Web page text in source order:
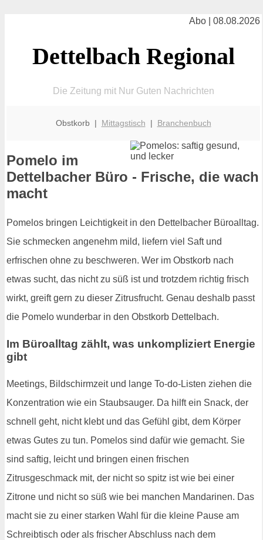
Abo | 08.08.2026
Dettelbach Regional
Die Zeitung mit Nur Guten Nachrichten
Obstkorb | Mittagstisch | Branchenbuch
Pomelo im
Dettelbacher Büro - Frische, die wach
macht
Pomelos bringen Leichtigkeit in den Dettelbacher Büroalltag.
Sie schmecken angenehm mild, liefern viel Saft und
erfrischen ohne zu beschweren. Wer im Obstkorb nach
etwas sucht, das nicht zu süß ist und trotzdem richtig frisch
wirkt, greift gern zu dieser Zitrusfrucht. Genau deshalb passt
die Pomelo wunderbar in den Obstkorb Dettelbach.
Im Büroalltag zählt, was unkompliziert Energie
gibt
Meetings, Bildschirmzeit und lange To-do-Listen ziehen die
Konzentration wie ein Staubsauger. Da hilft ein Snack, der
schnell geht, nicht klebt und das Gefühl gibt, dem Körper
etwas Gutes zu tun. Pomelos sind dafür wie gemacht. Sie
sind saftig, leicht und bringen einen frischen
Zitrusgeschmack mit, der nicht so spitz ist wie bei einer
Zitrone und nicht so süß wie bei manchen Mandarinen. Das
macht sie zu einer starken Wahl für die kleine Pause am
Schreibtisch oder als frischer Abschluss nach dem